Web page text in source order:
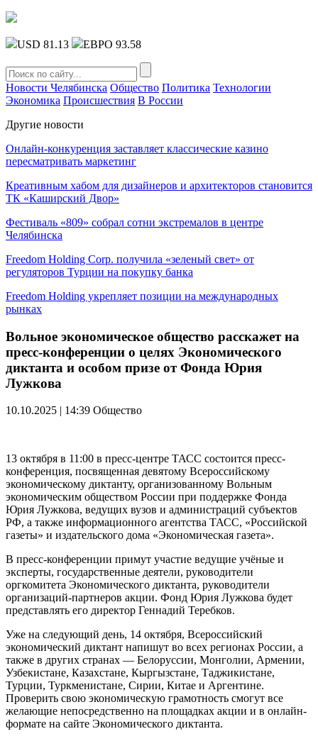
USD 81.13 ЕВРО 93.58
Новости Челябинска Общество Политика Технологии
Экономика Происшествия В России
Другие новости
Онлайн-конкуренция заставляет классические казино
пересматривать маркетинг
Креативным хабом для дизайнеров и архитекторов становится
ТК «Каширский Двор»
Фестиваль «809» собрал сотни экстремалов в центре
Челябинска
Freedom Holding Corp. получила «зеленый свет» от
регуляторов Турции на покупку банка
Freedom Holding укрепляет позиции на международных
рынках
Вольное экономическое общество расскажет на
пресс-конференции о целях Экономического
диктанта и особом призе от Фонда Юрия
Лужкова
10.10.2025 | 14:39 Общество
13 октября в 11:00 в пресс-центре ТАСС состоится пресс-
конференция, посвященная девятому Всероссийскому
экономическому диктанту, организованному Вольным
экономическим обществом России при поддержке Фонда
Юрия Лужкова, ведущих вузов и администраций субъектов
РФ, а также информационного агентства ТАСС, «Российской
газеты» и издательского дома «Экономическая газета».
В пресс-конференции примут участие ведущие учёные и
эксперты, государственные деятели, руководители
оргкомитета Экономического диктанта, руководители
организаций-партнеров акции. Фонд Юрия Лужкова будет
представлять его директор Геннадий Теребков.
Уже на следующий день, 14 октября, Всероссийский
экономический диктант напишут во всех регионах России, а
также в других странах — Белоруссии, Монголии, Армении,
Узбекистане, Казахстане, Кыргызстане, Таджикистане,
Турции, Туркменистане, Сирии, Китае и Аргентине.
Проверить свою экономическую грамотность смогут все
желающие непосредственно на площадках акции и в онлайн-
формате на сайте Экономического диктанта.